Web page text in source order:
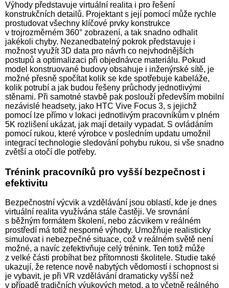
Výhody představuje virtuální realita i pro řešení
konstrukčních detailů. Projektant s její pomocí může rychle
prostudovat všechny klíčové prvky konstrukce
v trojrozměrném 360° zobrazení, a tak snadno odhalit
jakékoli chyby. Nezanedbatelný pokrok představuje i
možnost využít 3D data pro návrh co nejvhodnějších
postupů a optimalizaci při objednávce materiálu. Pokud
model konstruované budovy obsahuje i inženýrské sítě, je
možné přesně spočítat kolik se kde spotřebuje kabeláže,
kolik potrubí a jak budou řešeny průchody jednotlivými
stěnami. Při samotné stavbě pak poslouží především mobilní
nezávislé headsety, jako HTC Vive Focus 3, s jejichž
pomocí lze přímo v lokaci jednotlivým pracovníkům v plném
5K rozlišení ukázat, jak mají detaily vypadat. S ovládáním
pomocí rukou, které výrobce v posledním updatu umožnil
integrací technologie sledování pohybu rukou, si vše snadno
zvětší a otočí dle potřeby.
Trénink pracovníků pro vyšší bezpečnost i
efektivitu
Bezpečnostní výcvik a vzdělávání jsou oblastí, kde je dnes
virtuální realita využívána stále častěji. Ve srovnání
s běžným formátem školení, nebo zácvikem v reálném
prostředí má totiž nesporné výhody. Umožňuje realisticky
simulovat i nebezpečné situace, což v reálném světě není
možné, a navíc zefektivňuje celý trénink. Ten totiž může
z velké části probíhat bez přítomnosti školitele. Studie také
ukazují, že retence nově nabytých vědomostí i schopnost si
je vybavit, je při VR vzdělávání dramaticky vyšší než
v případě tradičních výukových metod, a to včetně reálného